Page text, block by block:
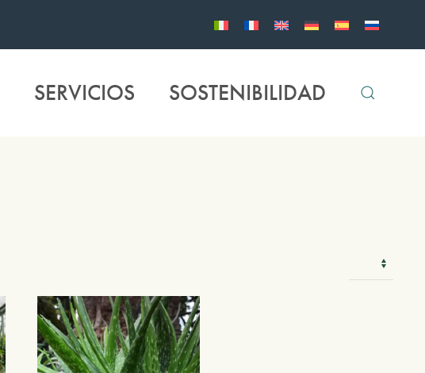
SERVICIOS SOSTENIBILIDAD